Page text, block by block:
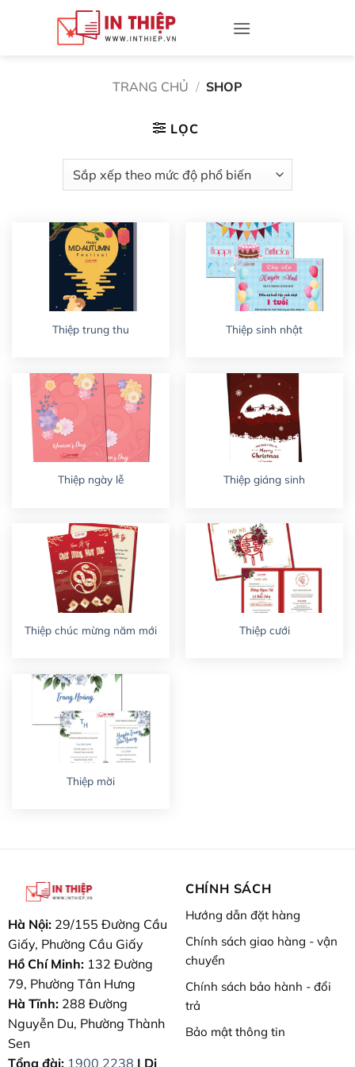
TRANG CHỦ / SHOP
LỌC
Thiệp trung thu Thiệp sinh nhật
Thiệp ngày lễ Thiệp giáng sinh
Thiệp chúc mừng năm mới Thiệp cưới
Thiệp mời
Hà Nội: 29/155 Đường Cầu
Giấy, Phường Cầu Giấy
Hồ Chí Minh:132 Đường
79, Phường Tân Hưng
Hà Tĩnh:288 Đường
Nguyễn Du, Phường Thành
Sen
Tổng đài: 1900 2238 | Di
CHÍNH SÁCH
Hướng dẫn đặt hàng
Chính sách giao hàng - vận
chuyển
Chính sách bảo hành - đổi
trả
Bảo mật thông tin